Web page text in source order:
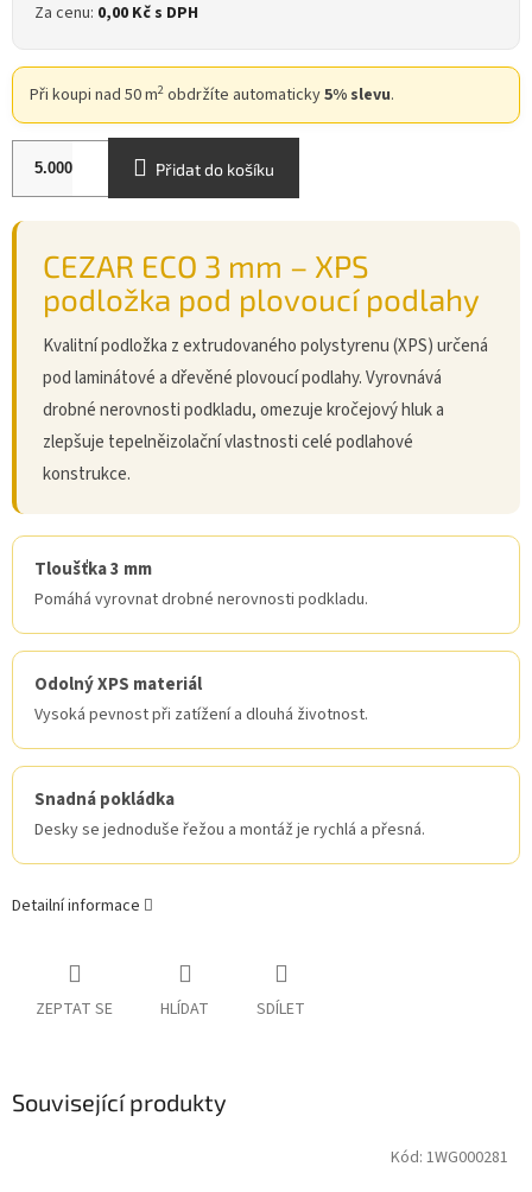
Za cenu: 0,00 Kčs DPH
Při koupi nad 50 m2 obdržíte automaticky5% slevu.
Přidat do košíku
CEZAR ECO 3 mm – XPS
podložka pod plovoucí podlahy
Kvalitní podložka z extrudovaného polystyrenu (XPS) určená
pod laminátové a dřevěné plovoucí podlahy. Vyrovnává
drobné nerovnosti podkladu, omezuje kročejový hluk a
zlepšuje tepelněizolační vlastnosti celé podlahové
konstrukce.
Tloušťka 3 mm
Pomáhá vyrovnat drobné nerovnosti podkladu.
Odolný XPS materiál
Vysoká pevnost při zatížení a dlouhá životnost.
Snadná pokládka
Desky se jednoduše řežou a montáž je rychlá a přesná.
Detailní informace
ZEPTAT SE HLÍDAT SDÍLET
Související produkty
Kód: 1WG000281